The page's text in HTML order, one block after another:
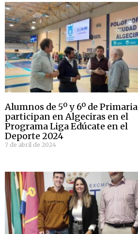
Alumnos de 5º y 6º de Primaria
participan en Algeciras en el
Programa Liga Edúcate en el
Deporte 2024
7 de abril de 2024